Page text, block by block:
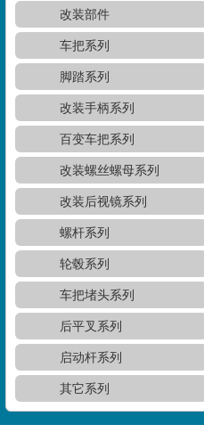
改装部件
车把系列
脚踏系列
改装手柄系列
百变车把系列
改装螺丝螺母系列
改装后视镜系列
螺杆系列
轮毂系列
车把堵头系列
后平叉系列
启动杆系列
其它系列